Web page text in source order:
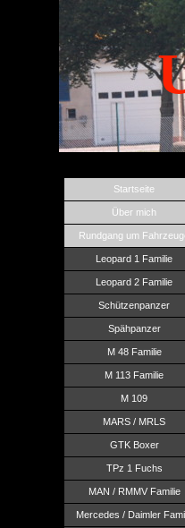
Startseite
Über mich
Rundgang um
Leopard 1 Familie
Leopard 2 Familie
Schützenpanzer
Spähpanzer
M 48 Familie
M 113 Familie
M 109
MARS / MRLS
GTK Boxer
TPz 1 Fuchs
MAN / RMMV Familie
Mercedes / Daimler